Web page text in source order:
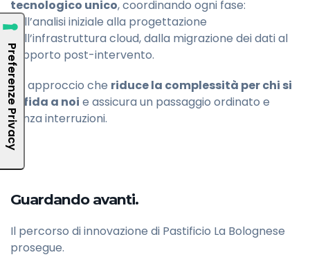
tecnologico unico, coordinando ogni fase:
dall’analisi iniziale alla progettazione
dell’infrastruttura cloud, dalla migrazione dei dati al
supporto post-intervento.
Un approccio che riduce la complessità per chi si
affida a noi e assicura un passaggio ordinato e
senza interruzioni.
Guardando avanti.
Il percorso di innovazione di Pastificio La Bolognese
prosegue.